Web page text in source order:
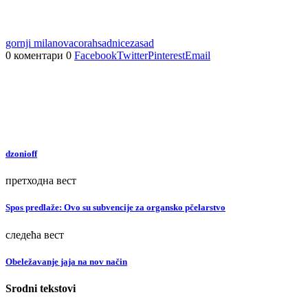
gornji milanovacorahsadnicezasad
0 коментари 0 FacebookTwitterPinterestEmail
dzonioff
претходна вест
Spos predlaže: Ovo su subvencije za organsko pčelarstvo
следећа вест
Obeležavanje jaja na nov način
Srodni tekstovi